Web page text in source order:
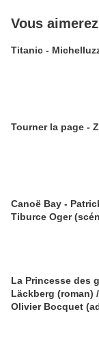
Vous
Titanic -
Tourner la page -
Canoë Bay -
Tiburce Oger
La Princesse des
Läckberg (roman)
Olivier Bocquet